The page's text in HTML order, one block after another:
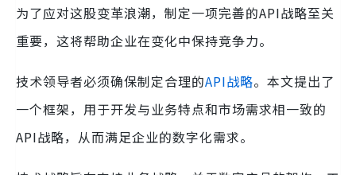
为了应对这股变革浪潮，制定一项完善的API战略至关
重要，这将帮助企业在变化中保持竞争力。
技术领导者必须确保制定合理的API战略。本文提出了
一个框架，用于开发与业务特点和市场需求相一致的
API战略，从而满足企业的数字化需求。